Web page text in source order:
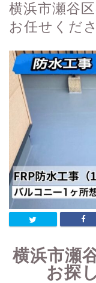
横浜市瀬谷
お任せくだ
横浜市瀬
お探